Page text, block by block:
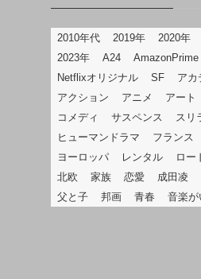
2010年代 2019年 2020年
2023年
A24 AmazonPrime
Netflixオリジナル
SF アカ
アクション
アニメ アート
コメディ
サスペンス スリ
ヒューマンドラマ
フランス
ヨーロッパ
レンタル ロー
北欧
家族 恋愛 成田凌
父と子
邦画 青春 音楽が